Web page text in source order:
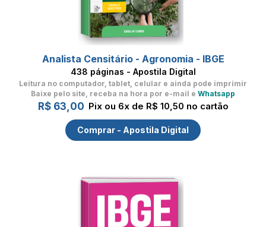
Analista Censitário - Agronomia - IBGE
438 páginas - Apostila Digital
Leitura no computador, tablet, celular e ainda pode imprimir
Baixe pelo site, receba na hora por e-mail e Whatsapp
R$ 63,00 Pix ou 6x de R$ 10,50 no cartão
Comprar - Apostila Digital